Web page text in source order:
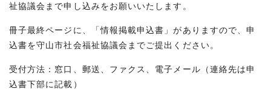
祉協議会まで申し込みをお願いいたします。
冊子最終ページに、「情報掲載申込書」がありますので、申
込書を守山市社会福祉協議会までご提出ください。
受付方法：窓口、郵送、ファクス、電子メール（連絡先は申
込書下部に記載）